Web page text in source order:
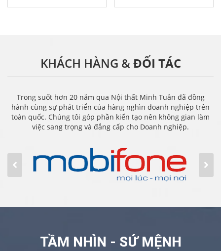
KHÁCH HÀNG &ĐỐI TÁC
Trong suốt hơn 20 năm qua Nội thất Minh Tuân đã đồng
hành cùng sự phát triển của hàng nghìn doanh nghiệp trên
toàn quốc. Chúng tôi góp phần kiến tạo nên không gian làm
việc sang trọng và đẳng cấp cho Doanh nghiệp.
TẦM NHÌN - SỨ MỆNH